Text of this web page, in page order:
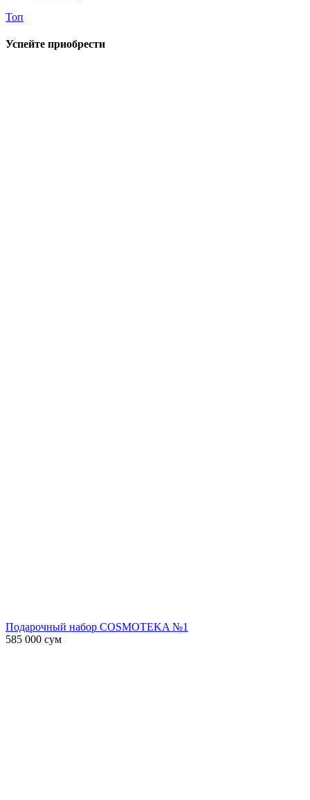
Топ
Успейте приобрести
Подарочный набор COSMOTEKA №1
585 000 сум